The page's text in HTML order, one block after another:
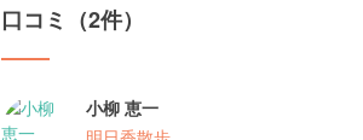
口コミ（2件）
小柳 恵一